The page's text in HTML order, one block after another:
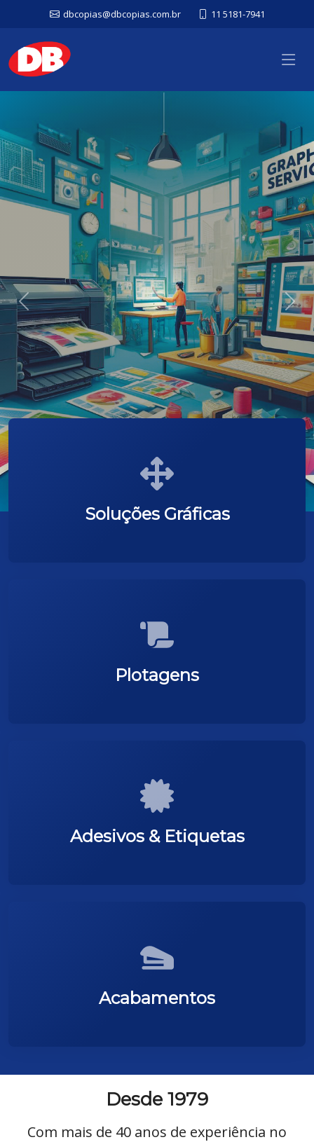
dbcopias@dbcopias.com.br 11 5181-7941
Previous Next
Soluções Gráficas
Plotagens
Adesivos & Etiquetas
Acabamentos
Desde 1979
Com mais de 40 anos de experiência no